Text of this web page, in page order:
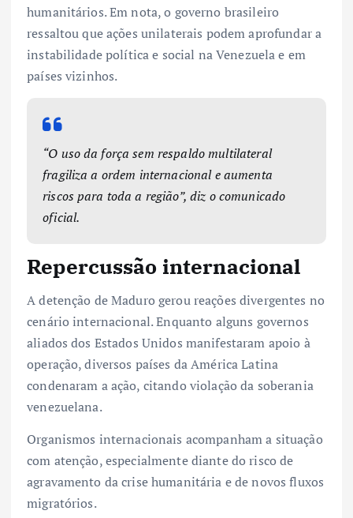
humanitários. Em nota, o governo brasileiro
ressaltou que ações unilaterais podem aprofundar a
instabilidade política e social na Venezuela e em
países vizinhos.
“O uso da força sem respaldo multilateral
fragiliza a ordem internacional e aumenta
riscos para toda a região”, diz o comunicado
oficial.
Repercussão internacional
A detenção de Maduro gerou reações divergentes no
cenário internacional. Enquanto alguns governos
aliados dos Estados Unidos manifestaram apoio à
operação, diversos países da América Latina
condenaram a ação, citando violação da soberania
venezuelana.
Organismos internacionais acompanham a situação
com atenção, especialmente diante do risco de
agravamento da crise humanitária e de novos fluxos
migratórios.